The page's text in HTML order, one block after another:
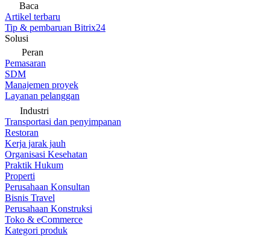
Baca
Artikel terbaru
Tip & pembaruan Bitrix24
Solusi
Peran
Pemasaran
SDM
Manajemen proyek
Layanan pelanggan
Industri
Transportasi dan penyimpanan
Restoran
Kerja jarak jauh
Organisasi Kesehatan
Praktik Hukum
Properti
Perusahaan Konsultan
Bisnis Travel
Perusahaan Konstruksi
Toko & eCommerce
Kategori produk